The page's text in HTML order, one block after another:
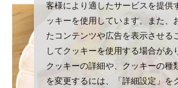
客様により適したサービスを提供
ッキーを使用しています。また、
たコンテンツや広告を表示させる
してクッキーを使用する場合があ
クッキーの詳細や、クッキーの種
を変更するには、「詳細設定」を